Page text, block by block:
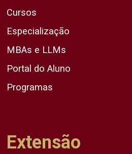
Cursos
Especialização
MBAs e LLMs
Portal do Aluno
Programas
Extensão